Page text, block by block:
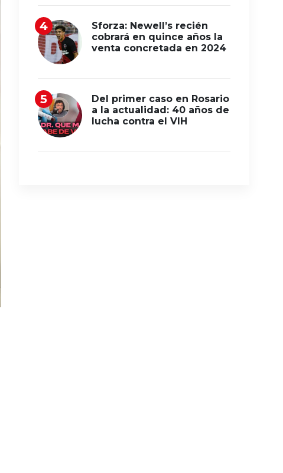
Sforza: Newell’s recién
cobrará en quince años la
venta concretada en 2024
Del primer caso en Rosario
a la actualidad: 40 años de
lucha contra el VIH